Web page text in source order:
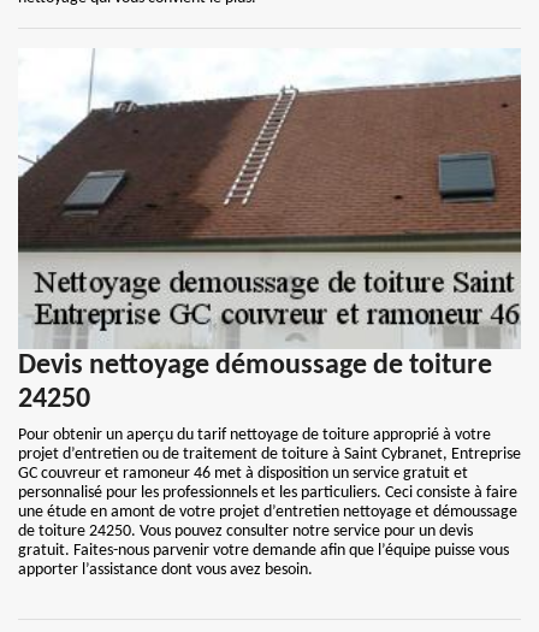
Devis nettoyage démoussage de toiture
24250
Pour obtenir un aperçu du tarif nettoyage de toiture approprié à votre
projet d’entretien ou de traitement de toiture à Saint Cybranet, Entreprise
GC couvreur et ramoneur 46 met à disposition un service gratuit et
personnalisé pour les professionnels et les particuliers. Ceci consiste à faire
une étude en amont de votre projet d’entretien nettoyage et démoussage
de toiture 24250. Vous pouvez consulter notre service pour un devis
gratuit. Faites-nous parvenir votre demande afin que l’équipe puisse vous
apporter l’assistance dont vous avez besoin.